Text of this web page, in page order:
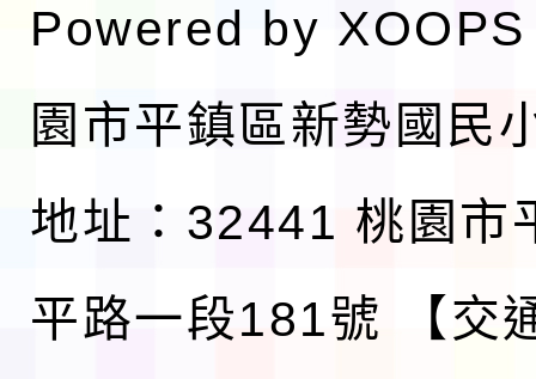
Powered by XOOPS
園市平鎮區新勢國民
地址：32441 桃園市
平路一段181號
【交